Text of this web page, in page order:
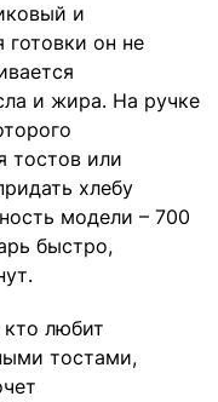
и
он не
и жира. На ручке
тостов или
хлебу
модели – 700
быстро,
любит
тостами,